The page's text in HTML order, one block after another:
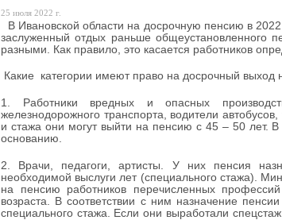
25 июля 2022 г.
В Ивановской области на досрочную пенсию в
заслуженный отдых раньше общеустановленного
разными. Как правило, это касается работников
Какие категории имеют право на досрочный выход
1. Работники вредных и опасных
железнодорожного транспорта, водители
и стажа они могут выйти на пенсию с 45 – 50 лет.
основанию.
2. Врачи, педагоги, артисты. У них пенсия
необходимой выслуги лет (специального стажа).
на пенсию работников перечисленных
возраста. В соответствии с ним назначение
специального стажа. Если они выработали